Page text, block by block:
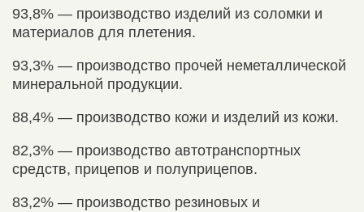
93,8% — производство изделий из соломки и
материалов для плетения.
93,3% — производство прочей неметаллической
минеральной продукции.
88,4% — производство кожи и изделий из кожи.
82,3% — производство авто­транспортных
средств, прицепов и полуприцепов.
83,2% — производство резиновых и